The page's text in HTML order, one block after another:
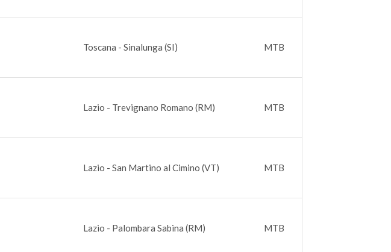
Toscana - Sinalunga (SI) MTB
Lazio - Trevignano Romano (RM) MTB
Lazio - San Martino al Cimino (VT) MTB
Lazio - Palombara Sabina (RM) MTB